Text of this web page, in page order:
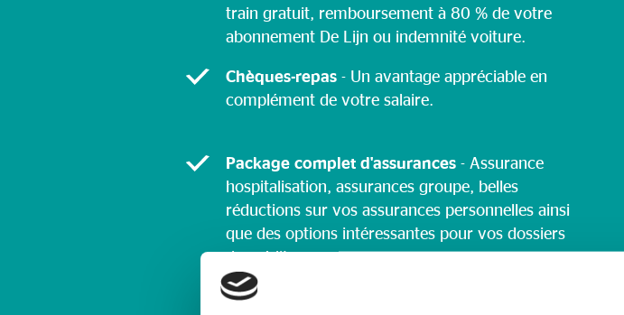
train gratuit, remboursement à 80 % de votre
abonnement De Lijn ou indemnité voiture.
Chèques-repas - Un avantage appréciable en
complément de votre salaire.
Package complet d'assurances - Assurance
hospitalisation, assurances groupe, belles
réductions sur vos assurances personnelles ainsi
que des options intéressantes pour vos dossiers
de crédit.